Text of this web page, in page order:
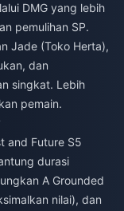
DMG yang lebih
pemulihan SP.
Jade (Toko Herta),
dan
singkat. Lebih
pemain.
and Future S5
durasi
A Grounded
nilai), dan